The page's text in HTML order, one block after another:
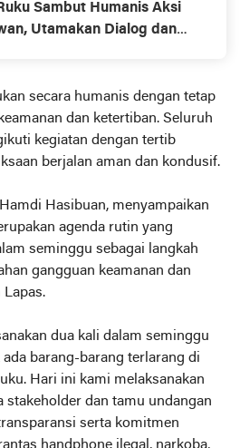
Sambut Humanis Aksi
Utamakan Dialog dan
secara humanis dengan tetap
dan ketertiban. Seluruh
kegiatan dengan tertib
berjalan aman dan kondusif.
Hasibuan, menyampaikan
agenda rutin yang
seminggu sebagai langkah
gangguan keamanan dan
dua kali dalam seminggu
barang-barang terlarang di
Hari ini kami melaksanakan
stakeholder dan tamu undangan
serta komitmen